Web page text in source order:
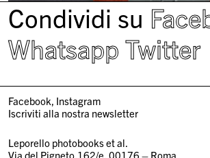
Condividi su
Whatsapp Twitter
Facebook Instagram
Iscriviti alla nostra newsletter
Leporello photobooks et al.
Via del Pigneto,162/e, 00176 – Roma